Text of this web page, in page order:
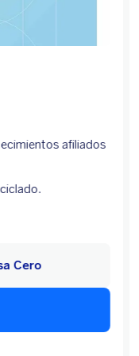
afiliados
Cero